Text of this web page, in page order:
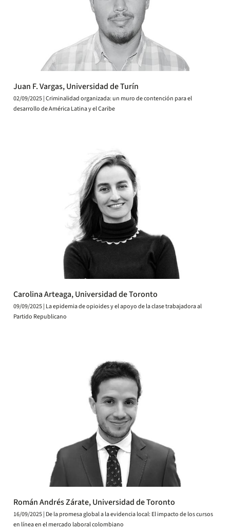
Juan F. Vargas, Universidad de Turín
02/09/2025 | Criminalidad organizada: un muro de contención para el
desarrollo de América Latina y el Caribe
Carolina Arteaga, Universidad de Toronto
09/09/2025 | La epidemia de opioides y el apoyo de la clase trabajadora al
Partido Republicano
Román Andrés Zárate, Universidad de Toronto
16/09/2025 | De la promesa global a la evidencia local: El impacto de los cursos
en línea en el mercado laboral colombiano